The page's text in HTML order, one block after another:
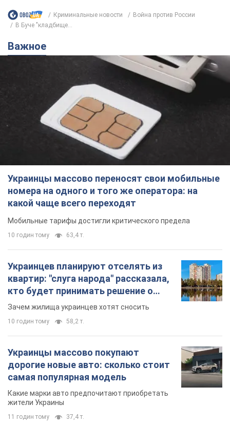
Криминальные новости
Война против России
В Буче "кладбище...
Важное
Украинцы массово переносят свои мобильные
номера на одного и того же оператора: на
какой чаще всего переходят
Мобильные тарифы достигли критического предела
10 годин тому 63,4 т.
Украинцев планируют отселять из
квартир: "слуга народа" рассказала,
кто будет принимать решение о
сносе домов
Зачем жилища украинцев хотят сносить
10 годин тому 58,2 т.
Украинцы массово покупают
дорогие новые авто: сколько стоит
самая популярная модель
Какие марки авто предпочитают приобретать
жители Украины
11 годин тому 37,4 т.